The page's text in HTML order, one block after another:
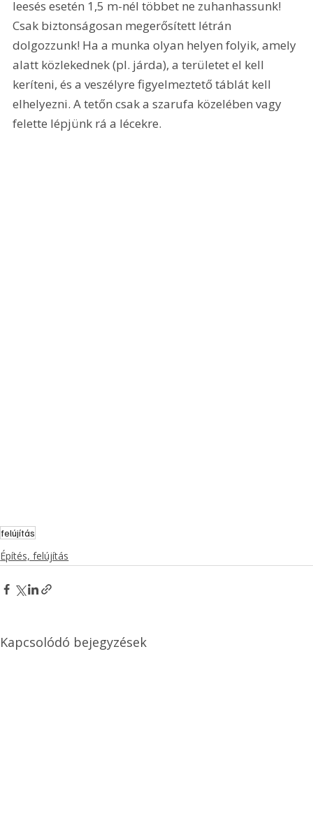
leesés esetén 1,5 m-nél többet ne zuhanhassunk!
Csak biztonságosan megerősített létrán
dolgozzunk! Ha a munka olyan helyen folyik, amely
alatt közlekednek (pl. járda), a területet el kell
keríteni, és a veszélyre figyelmeztető táblát kell
elhelyezni. A tetőn csak a szarufa közelében vagy
felette lépjünk rá a lécekre.
felújítás
Építés, felújítás
Kapcsolódó bejegyzések